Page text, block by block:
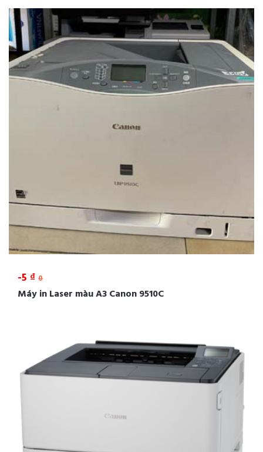
-5 ₫ 0
Máy in Laser màu A3 Canon 9510C